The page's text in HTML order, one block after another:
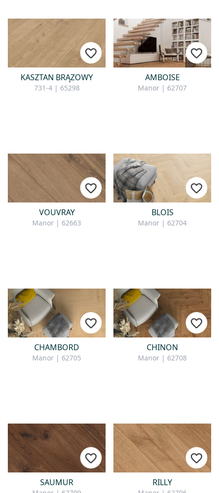
KASZTAN BRĄZOWY
731-4 | 65298
AMBOISE
Manor | 62707
VOUVRAY
Manor | 62663
BLOIS
Manor | 62704
CHAMBORD
Manor | 62705
CHINON
Manor | 62708
SAUMUR RILLY